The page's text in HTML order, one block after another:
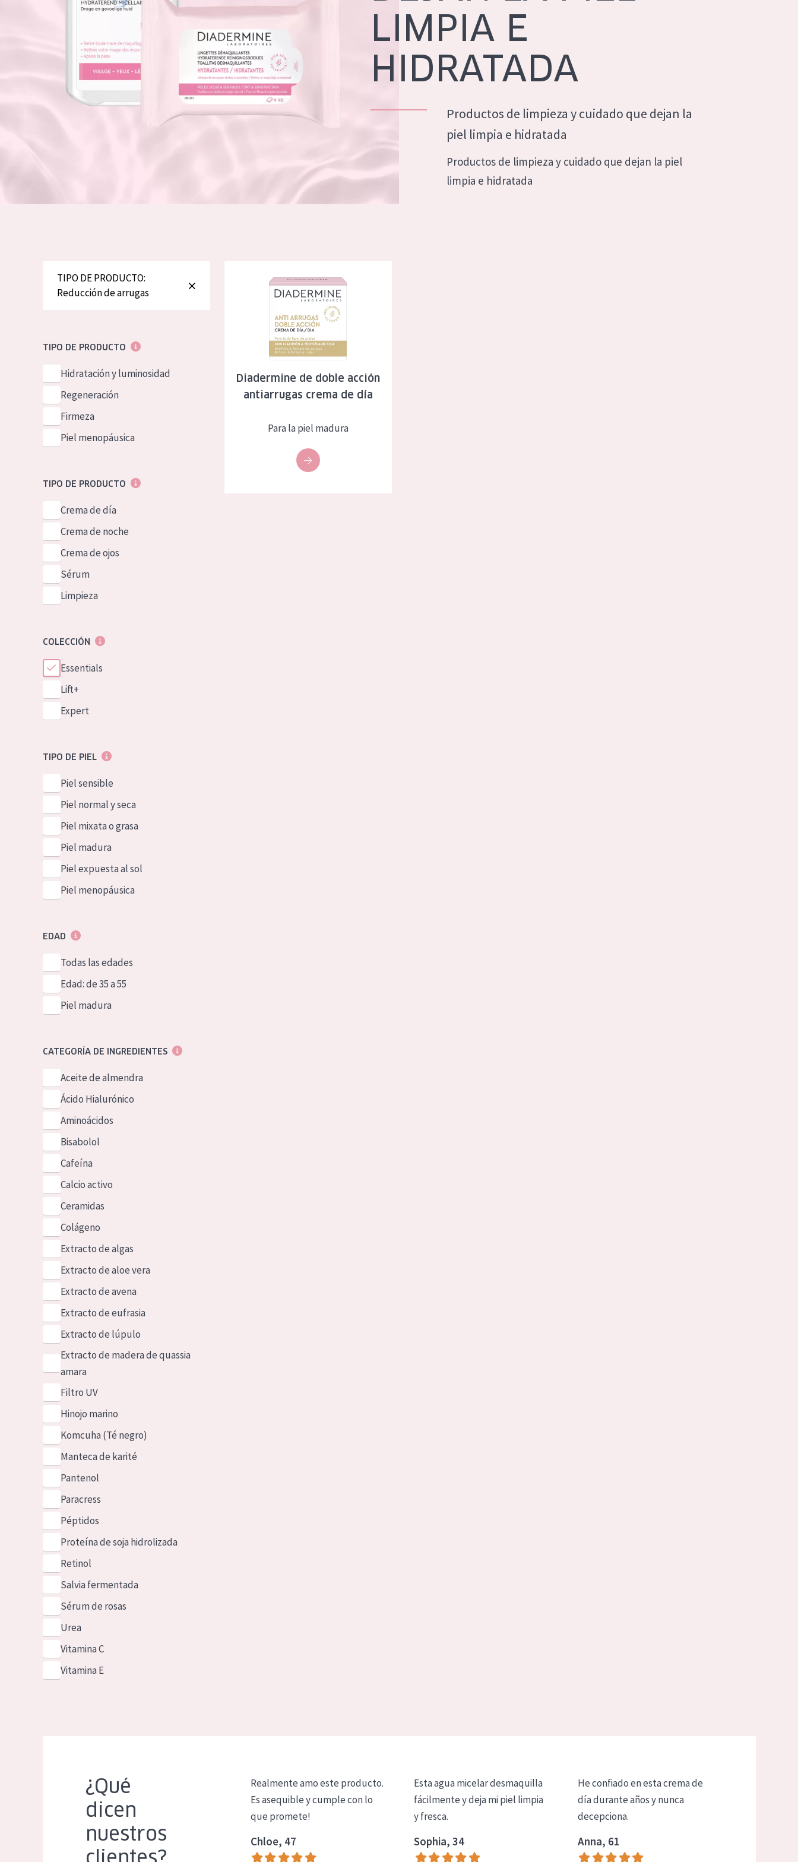
Piel normal y seca
Piel mixata o grasa
Piel madura
Piel expuesta al sol
Piel menopáusica
LIMPIA E
HIDRATADA
Productos de limpieza y cuidado que dejan la
piel limpia e hidratada
Productos de limpieza y cuidado que dejan la piel
limpia e hidratada
TIPO DE PRODUCTO:
Reducción de arrugas
TIPO DE PRODUCTO
Hidratación y luminosidad
Regeneración
Firmeza
Piel menopáusica
TIPO DE PRODUCTO
Crema de día
Crema de noche
Crema de ojos
Sérum
Limpieza
COLECCIÓN
Essentials
Lift+
Expert
TIPO DE PIEL
Piel sensible
Piel normal y seca
Piel mixata o grasa
Piel madura
Piel expuesta al sol
Piel menopáusica
EDAD
Todas las edades
Edad: de 35 a 55
Piel madura
CATEGORÍA DE INGREDIENTES
Aceite de almendra
Ácido Hialurónico
Aminoácidos
Bisabolol
Cafeína
Calcio activo
Ceramidas
Colágeno
Extracto de algas
Extracto de aloe vera
Extracto de avena
Extracto de eufrasia
Extracto de lúpulo
Extracto de madera de quassia
amara
Filtro UV
Hinojo marino
Komcuha (Té negro)
Manteca de karité
Pantenol
Paracress
Péptidos
Proteína de soja hidrolizada
Retinol
Salvia fermentada
Sérum de rosas
Urea
Vitamina C
Vitamina E
Diadermine de doble acción
antiarrugas crema de día
Para la piel madura
¿Qué
dicen
nuestros
Realmente amo este producto.
Es asequible y cumple con lo
que promete!
Chloe, 47
Esta agua micelar desmaquilla
fácilmente y deja mi piel limpia
y fresca.
Sophia, 34
He confiado en esta crema de
día durante años y nunca
decepciona.
Anna, 61